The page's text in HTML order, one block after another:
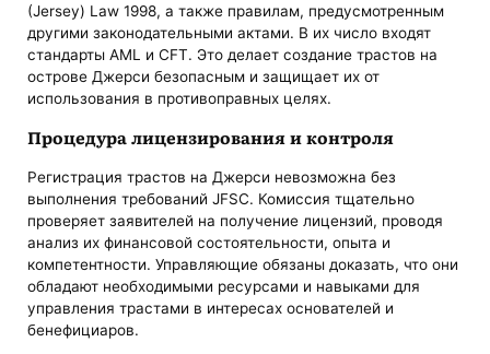
(Jersey) Law 1998, а также правилам, предусмотренным
другими законодательными актами. В их число входят
стандарты AML и CFT. Это делает создание трастов на
острове Джерси безопасным и защищает их от
использования в противоправных целях.
Процедура лицензирования и контроля
Регистрация трастов на Джерси невозможна без
выполнения требований JFSC. Комиссия тщательно
проверяет заявителей на получение лицензий, проводя
анализ их финансовой состоятельности, опыта и
компетентности. Управляющие обязаны доказать, что они
обладают необходимыми ресурсами и навыками для
управления трастами в интересах основателей и
бенефициаров.